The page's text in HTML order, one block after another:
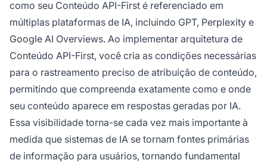
como seu Conteúdo API-First é referenciado em
múltiplas plataformas de IA, incluindo GPT, Perplexity e
Google AI Overviews. Ao implementar arquitetura de
Conteúdo API-First, você cria as condições necessárias
para o rastreamento preciso de atribuição de conteúdo,
permitindo que compreenda exatamente como e onde
seu conteúdo aparece em respostas geradas por IA.
Essa visibilidade torna-se cada vez mais importante à
medida que sistemas de IA se tornam fontes primárias
de informação para usuários, tornando fundamental